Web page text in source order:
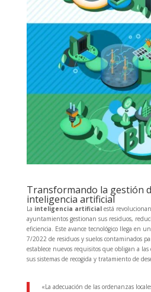
Transformando la gestión
inteligencia artificial
La inteligencia artificialestá
ayuntamientos gestionan sus residuos,
eficiencia. Este avance tecnológico llega en
7/2022 de residuos y suelos contaminados
establece nuevos requisitos que obligan a
sus sistemas de recogida y tratamiento de
«La adecuación de las ordenanzas